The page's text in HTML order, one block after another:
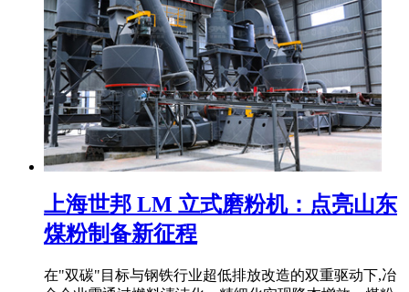
上海世邦 LM 立式磨粉机：点亮山东
煤粉制备新征程
在"双碳"目标与钢铁行业超低排放改造的双重驱动下,冶